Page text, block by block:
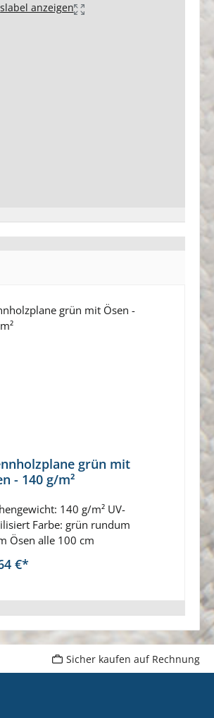
anzeigen
grün mit
- 140 g/m²
140 g/m² UV-
Farbe: grün rundum
Ösen alle 100 cm
€*
g/m²
UV-
Ab
Sicher kaufen auf Rechnung